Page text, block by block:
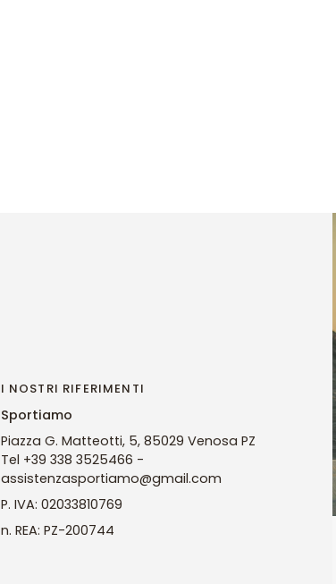
I NOSTRI RIFERIMENTI
Sportiamo
Piazza G. Matteotti, 5, 85029 Venosa PZ
Tel +39 338 3525466 -
assistenzasportiamo@gmail.com
P. IVA: 02033810769
n. REA: PZ-200744